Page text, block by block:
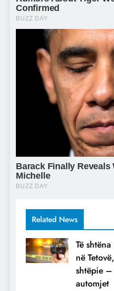
Related News
Të
në
shtëpie
automjet